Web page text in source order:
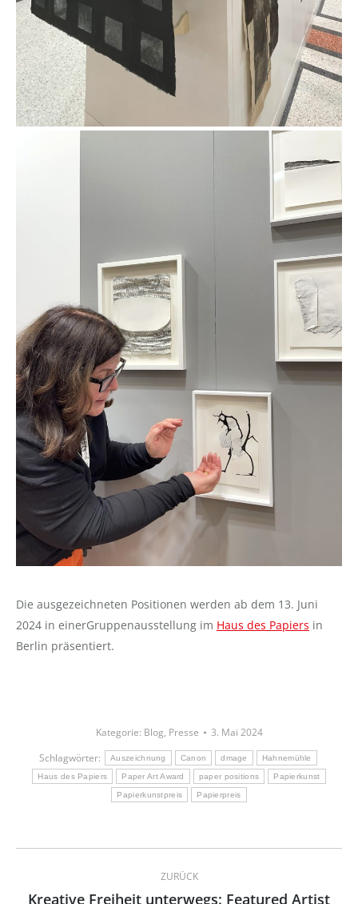
Die ausgezeichneten Positionen werden ab dem 13. Juni
2024 in einerGruppenausstellung im Haus des Papiers in
Berlin präsentiert.
Kategorie: Blog, Presse
3. Mai 2024
Schlagwörter:
Auszeichnung Canon dmage Hahnemühle
Haus des Papiers Paper Art Award paper positions Papierkunst
Papierkunstpreis Papierpreis
Kommentarnavigation
ZURÜCK
Kreative Freiheit unterwegs: Featured Artist